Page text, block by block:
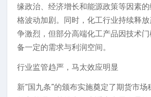
缘政治、经济增长和能源政策等因素
格波动加剧。同时，化工行业持续释
争激烈，但部分高端化工产品因技术
备一定的需求与利润空间。
行业监管趋严，马太效应明显
新“国九条”的颁布实施奠定了期货市场